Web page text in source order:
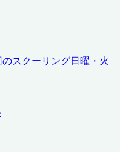
のスクーリング日曜・火